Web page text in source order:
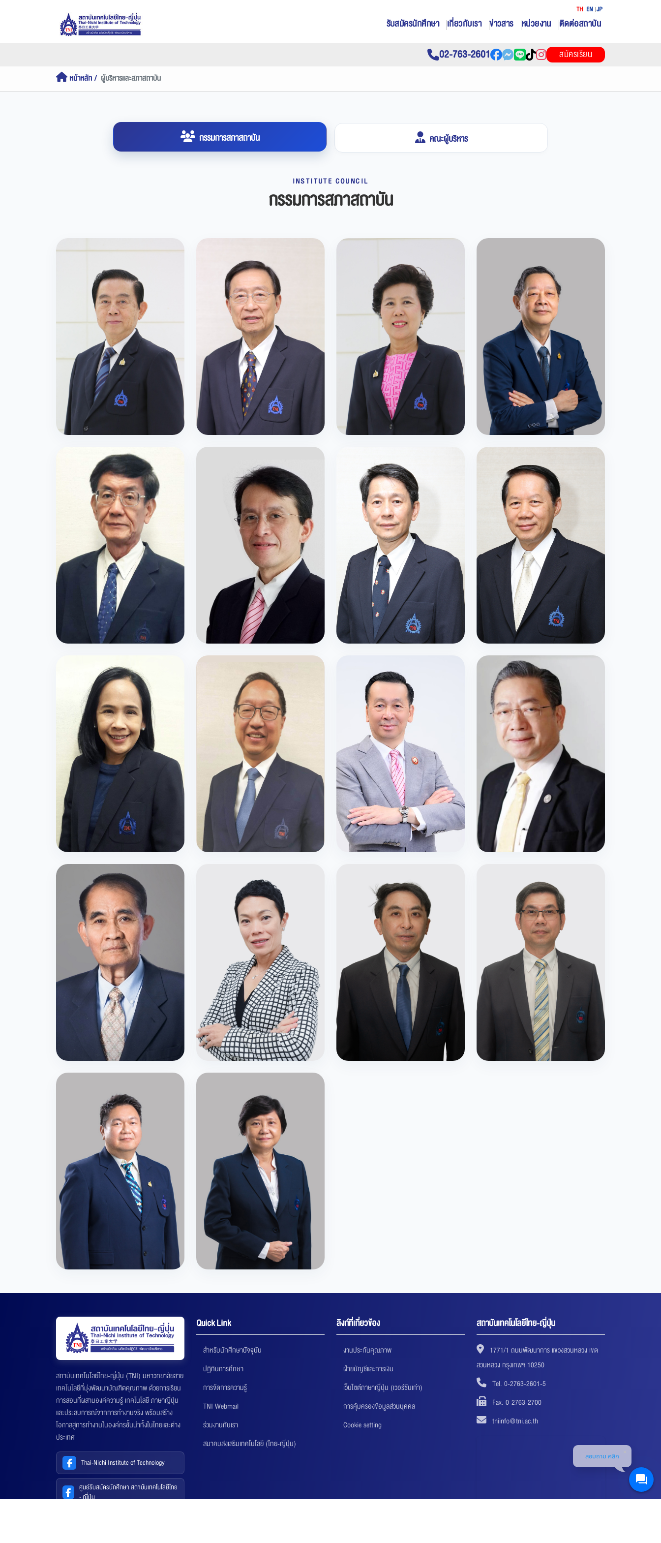
รับสมัครนักศึกษา เกี่ยวกับเรา ข่าวสาร หน่วยงาน ติดต่อสถาบัน
TH EN JP
02-763-2601 สมัครเรียน
หน้าหลัก ผู้บริหารและสภาสถาบัน
กรรมการสภาสถาบัน คณะผู้บริหาร
INSTITUTE COUNCIL
กรรมการสภาสถาบัน
นายสุพงศ์ ชยุตสาหกิจ
ที่ปรึกษาสภาสถาบัน
อุปนายกสภาสถาบัน
กรรมการสภาสถาบัน โดยตำแหน่ง
อธิการบดี
กรรมการสภาสถาบัน
กรรมการสภาสถาบัน
กรรมการสภาสถาบัน
รศ.ดร.บัณฑิต โรจน์อารยานนท์
กรรมการสภาสถาบัน
กรรมการสภาสถาบัน
กรรมการสภาสถาบัน
กรรมการสภาสถาบัน
กรรมการสภาสถาบัน
กรรมการสภาสถาบัน
สถาบันเทคโนโลยีไทย-ญี่ปุ่น (TNI) มหาวิทยาลัยสาย
เทคโนโลยีที่มุ่งพัฒนาบัณฑิตคุณภาพ ด้วยการเรียน
การสอนที่ผสานองค์ความรู้ เทคโนโลยี ภาษาญี่ปุ่น
และประสบการณ์จากการทำงานจริง พร้อมสร้าง
โอกาสสู่การทำงานในองค์กรชั้นนำทั้งในไทยและต่าง
ประเทศ
Thai-Nichi Institute of Technology
ศูนย์รับสมัครนักศึกษา สถาบันเทคโนโลยีไทย
- ญี่ปุ่น
Quick Link
สำหรับนักศึกษาปัจจุบัน
ปฏิทินการศึกษา
การจัดการความรู้
TNI Webmail
ร่วมงานกับเรา
สมาคมส่งเสริมเทคโนโลยี (ไทย-ญี่ปุ่น)
ลิงก์ที่เกี่ยวข้อง
งานประกันคุณภาพ
ฝ่ายบัญชีและการเงิน
เว็บไซต์ภาษาญี่ปุ่น (เวอร์ชันเก่า)
การคุ้มครองข้อมูลส่วนบุคคล
Cookie setting
สถาบันเทคโนโลยีไทย-ญี่ปุ่น
1771/1 ถนนพัฒนาการ แขวงสวนหลวง เขต
สวนหลวง กรุงเทพฯ 10250
Tel. 0-2763-2601-5
Fax. 0-2763-2700
tniinfo@tni.ac.th
สอบถาม คลิก